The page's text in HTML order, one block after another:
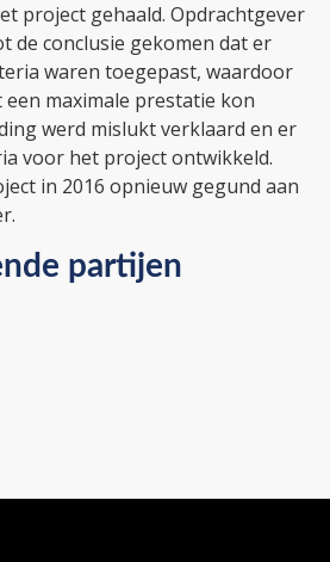
project gehaald. Opdrachtgever
de conclusie gekomen dat er
waren toegepast, waardoor
maximale prestatie kon
werd mislukt verklaard en er
voor het project ontwikkeld.
in 2016 opnieuw gegund aan
partijen